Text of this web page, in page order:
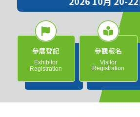
參展登記
Exhibitor
Registration
參觀報名
Visitor
Registration